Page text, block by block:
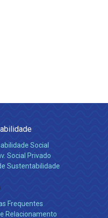
Social
Social Privado
Sustentabilidade
Frequentes
Relacionamento